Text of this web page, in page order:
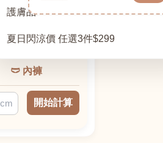
護膚品
夏日閃涼價 任選3件$299
🩲 內褲
開始計算